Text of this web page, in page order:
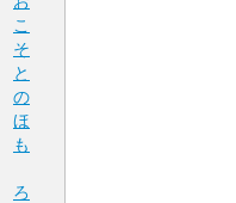
こ
そ
と
の
ほ
も
ろ